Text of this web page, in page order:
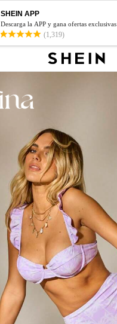
SHEIN APP
Descarga la APP y gana ofertas exclusivas
(1,319)